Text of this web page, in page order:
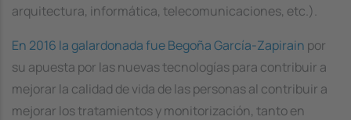
arquitectura, informática, telecomunicaciones, etc.).
En 2016 la galardonada fue Begoña García-Zapirain por
su apuesta por las nuevas tecnologías para contribuir a
mejorar la calidad de vida de las personas al contribuir a
mejorar los tratamientos y monitorización, tanto en